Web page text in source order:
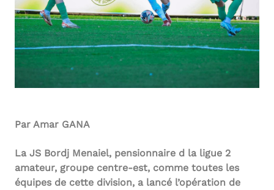
Par Amar GANA
La JS Bordj Menaiel, pensionnaire d la ligue 2
amateur, groupe centre-est, comme toutes les
équipes de cette division, a lancé l’opération de